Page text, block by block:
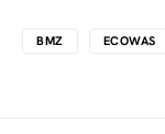
BMZ ECOWAS